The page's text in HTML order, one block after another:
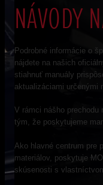
NÁVODY
Podrobné informácie o
nájdete na našich
stiahnuť manuály
aktualizáciami určenými
V rámci nášho prechodu
tým, že poskytujeme
Ako hlavné centrum pre
materiálov, poskytuje
skúsenosti s